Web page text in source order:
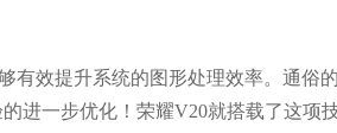
有效提升系统的图形处理效率。通俗
进一步优化！荣耀V20就搭载了这项技